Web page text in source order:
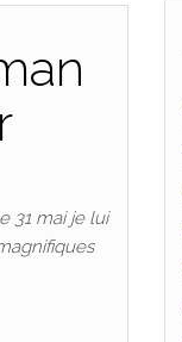
31 mai je lui